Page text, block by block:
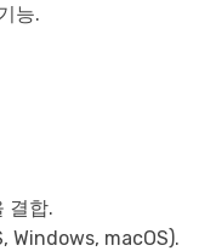
능.
결합.
Windows, macOS).